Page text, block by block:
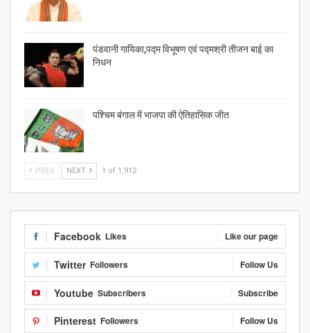
पंडवानी गायिका,पद्म विभूषण एवं पद्मश्री तीजन बाई का
निधन
पश्चिम बंगाल में भाजपा की ऐतिहासिक जीत
PREV NEXT 1 of 1,912
Facebook Likes Like our page
Twitter Followers Follow Us
Youtube Subscribers Subscribe
Pinterest Followers Follow Us